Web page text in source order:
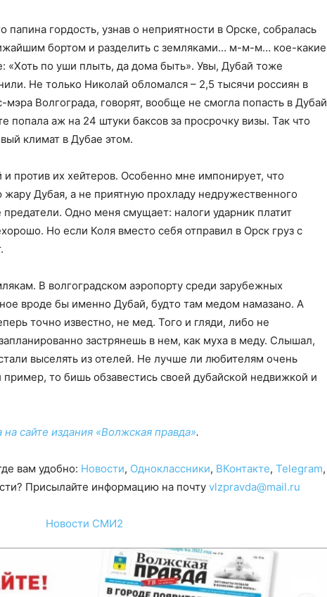
папина гордость, узнав о неприятности в Орске, собралась
бортом и разделить с земляками… м-м-м… кое-какие
«Хоть по уши плыть, да дома быть». Увы, Дубай тоже
Не только Николай обломался – 2,5 тысячи россиян в
мэра Волгограда, говорят, вообще не смогла попасть в Дубай
попала аж на 24 штуки баксов за просрочку визы. Так что
климат в Дубае этом.
против их хейтеров. Особенно мне импонирует, что
Дубая, а не приятную прохладу недружественного
Одно меня смущает: налоги ударник платит
Но если Коля вместо себя отправил в Орск груз с
В волгоградском аэропорту среди зарубежных
вроде бы именно Дубай, будто там медом намазано. А
точно известно, не мед. Того и гляди, либо не
застрянешь в нем, как муха в меду. Слышал,
выселять из отелей. Не лучше ли любителям очень
пример, то бишь обзавестись своей дубайской недвижкой и
сайте издания «Волжская правда».
вам удобно: Новости, Одноклассники, ВКонтакте, Telegram,
Присылайте информацию на почту vlzpravda@mail.ru
Новости СМИ2